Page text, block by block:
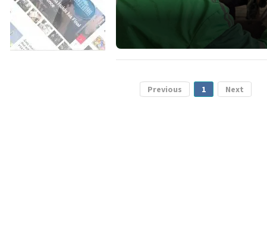
Previous 1 Next